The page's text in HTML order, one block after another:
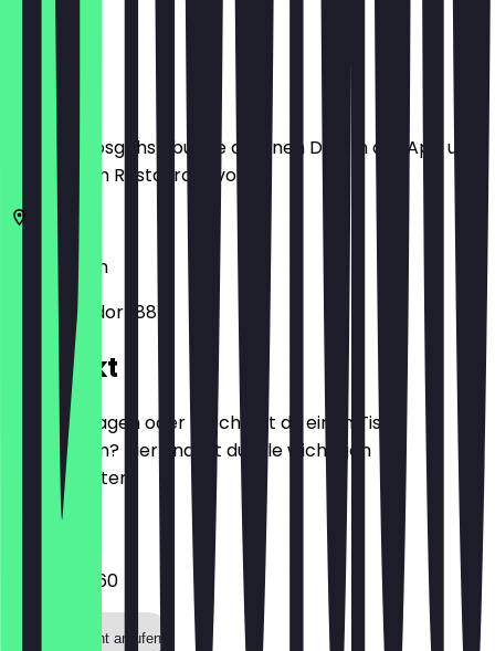
Bevor du losgehst, buche dir einen Deal in der App und
zeige ihn im Restaurant vor.
Berlin
Alt-Mahlsdorf 88
Kontakt
Hast du Fragen oder möchtest du einen Tisch
reservieren? Hier findest du alle wichtigen
Kontaktdaten.
03064161360
Restaurant anrufen